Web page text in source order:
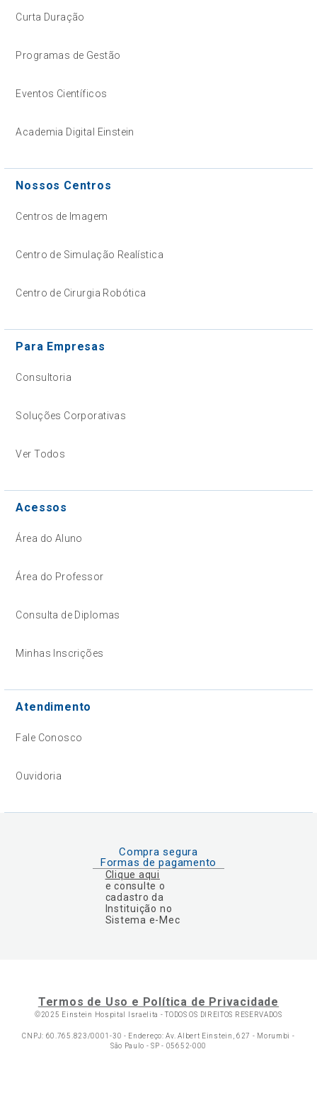
Curta Duração
Programas de Gestão
Eventos Científicos
Academia Digital Einstein
Nossos Centros
Centros de Imagem
Centro de Simulação Realística
Centro de Cirurgia Robótica
Para Empresas
Consultoria
Soluções Corporativas
Ver Todos
Acessos
Área do Aluno
Área do Professor
Consulta de Diplomas
Minhas Inscrições
Atendimento
Fale Conosco
Ouvidoria
Compra segura
Formas de pagamento
Clique aqui
e consulte o
cadastro da
Instituição no
Sistema e-Mec
Termos de Uso e Política de Privacidade
©2025 Einstein Hospital Israelita -TODOS OS DIREITOS RESERVADOS
CNPJ: 60.765.823/0001-30 - Endereço: Av. Albert Einstein, 627 - Morumbi -
São Paulo - SP - 05652-000